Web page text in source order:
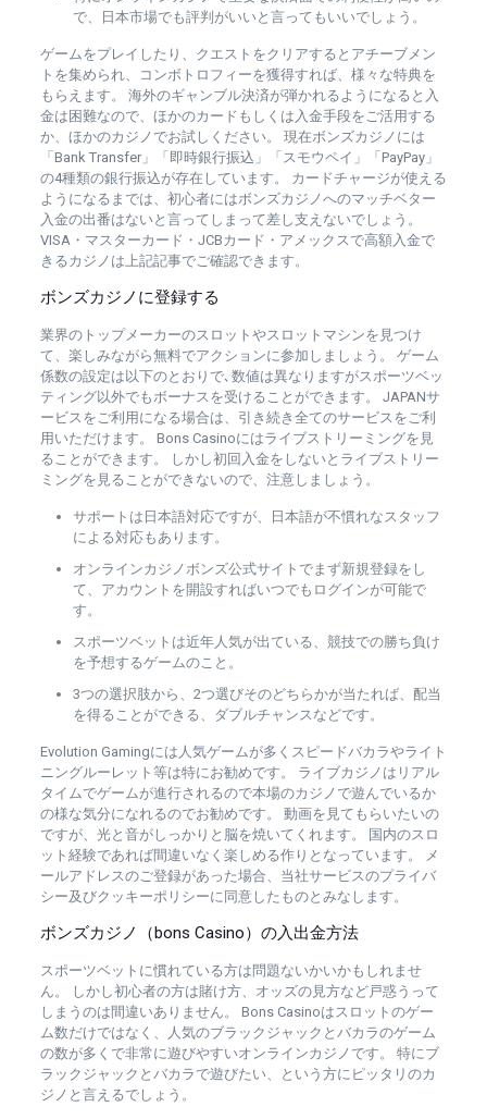
で、日本市場でも評判がいいと言ってもいいでしょう。
ゲームをプレイしたり、クエストをクリアするとアチーブメン
トを集められ、コンボトロフィーを獲得すれば、様々な特典を
もらえます。 海外のギャンブル決済が弾かれるようになると入
金は困難なので、ほかのカードもしくは入金手段をご活用する
か、ほかのカジノでお試しください。 現在ボンズカジノには
「Bank Transfer」「即時銀行振込」「スモウペイ」「PayPay」
の4種類の銀行振込が存在しています。 カードチャージが使える
ようになるまでは、初心者にはボンズカジノへのマッチベター
入金の出番はないと言ってしまって差し支えないでしょう。
VISA・マスターカード・JCBカード・アメックスで高額入金で
きるカジノは上記記事でご確認できます。
ボンズカジノに登録する
業界のトップメーカーのスロットやスロットマシンを見つけ
て、楽しみながら無料でアクションに参加しましょう。 ゲーム
係数の設定は以下のとおりで､数値は異なりますがスポーツベッ
ティング以外でもボーナスを受けることができます。 JAPANサ
ービスをご利用になる場合は、引き続き全てのサービスをご利
用いただけます。 Bons Casinoにはライブストリーミングを見
ることができます。 しかし初回入金をしないとライブストリー
ミングを見ることができないので、注意しましょう。
サポートは日本語対応ですが、日本語が不慣れなスタッフ
による対応もあります。
オンラインカジノボンズ公式サイトでまず新規登録をし
て、アカウントを開設すればいつでもログインが可能で
す。
スポーツベットは近年人気が出ている、競技での勝ち負け
を予想するゲームのこと。
3つの選択肢から、2つ選びそのどちらかが当たれば、配当
を得ることができる、ダブルチャンスなどです。
Evolution Gamingには人気ゲームが多くスピードバカラやライト
ニングルーレット等は特にお勧めです。 ライブカジノはリアル
タイムでゲームが進行されるので本場のカジノで遊んでいるか
の様な気分になれるのでお勧めです。 動画を見てもらいたいの
ですが、光と音がしっかりと脳を焼いてくれます。 国内のスロ
ット経験であれば間違いなく楽しめる作りとなっています。 メ
ールアドレスのご登録があった場合、当社サービスのプライバ
シー及びクッキーポリシーに同意したものとみなします。
ボンズカジノ（bons Casino）の入出金方法
スポーツベットに慣れている方は問題ないかいかもしれませ
ん。 しかし初心者の方は賭け方、オッズの見方など戸惑うって
しまうのは間違いありません。 Bons Casinoはスロットのゲー
ム数だけではなく、人気のブラックジャックとバカラのゲーム
の数が多くで非常に遊びやすいオンラインカジノです。 特にブ
ラックジャックとバカラで遊びたい、という方にピッタリのカ
ジノと言えるでしょう。